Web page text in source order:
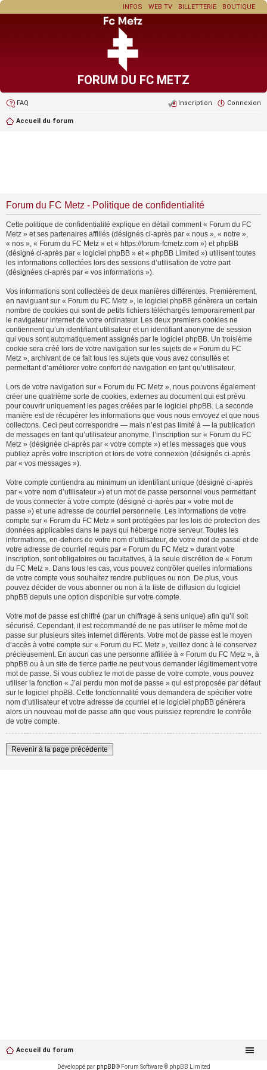
BOUTIQUE
BILLETTERIE
WEB TV
INFOS
FORUM DU FC METZ
FAQ Connexion
Inscription
Accueil du forum
Forum du FC Metz - Politique de confidentialité
Cette politique de confidentialité explique en détail comment « Forum du FC
Metz » et ses partenaires affiliés (désignés ci-après par « nous », « notre »,
« nos », « Forum du FC Metz » et « https://forum-fcmetz.com ») et phpBB
(désigné ci-après par « logiciel phpBB » et « phpBB Limited ») utilisent toutes
les informations collectées lors des sessions d’utilisation de votre part
(désignées ci-après par « vos informations »).
Vos informations sont collectées de deux manières différentes. Premièrement,
en naviguant sur « Forum du FC Metz », le logiciel phpBB génèrera un certain
nombre de cookies qui sont de petits fichiers téléchargés temporairement par
le navigateur internet de votre ordinateur. Les deux premiers cookies ne
contiennent qu’un identifiant utilisateur et un identifiant anonyme de session
qui vous sont automatiquement assignés par le logiciel phpBB. Un troisième
cookie sera créé lors de votre navigation sur les sujets de « Forum du FC
Metz », archivant de ce fait tous les sujets que vous avez consultés et
permettant d’améliorer votre confort de navigation en tant qu’utilisateur.
Lors de votre navigation sur « Forum du FC Metz », nous pouvons également
créer une quatrième sorte de cookies, externes au document qui est prévu
pour couvrir uniquement les pages créées par le logiciel phpBB. La seconde
manière est de récupérer les informations que vous nous envoyez et que nous
collectons. Ceci peut correspondre — mais n’est pas limité à — la publication
de messages en tant qu’utilisateur anonyme, l’inscription sur « Forum du FC
Metz » (désignée ci-après par « votre compte ») et les messages que vous
publiez après votre inscription et lors de votre connexion (désignés ci-après
par « vos messages »).
Votre compte contiendra au minimum un identifiant unique (désigné ci-après
par « votre nom d’utilisateur ») et un mot de passe personnel vous permettant
de vous connecter à votre compte (désigné ci-après par « votre mot de
passe ») et une adresse de courriel personnelle. Les informations de votre
compte sur « Forum du FC Metz » sont protégées par les lois de protection des
données applicables dans le pays qui héberge notre serveur. Toutes les
informations, en-dehors de votre nom d’utilisateur, de votre mot de passe et de
votre adresse de courriel requis par « Forum du FC Metz » durant votre
inscription, sont obligatoires ou facultatives, à la seule discrétion de « Forum
du FC Metz ». Dans tous les cas, vous pouvez contrôler quelles informations
de votre compte vous souhaitez rendre publiques ou non. De plus, vous
pouvez décider de vous abonner ou non à la liste de diffusion du logiciel
phpBB depuis une option disponible sur votre compte.
Votre mot de passe est chiffré (par un chiffrage à sens unique) afin qu’il soit
sécurisé. Cependant, il est recommandé de ne pas utiliser le même mot de
passe sur plusieurs sites internet différents. Votre mot de passe est le moyen
d’accès à votre compte sur « Forum du FC Metz », veillez donc à le conservez
précieusement. En aucun cas une personne affiliée à « Forum du FC Metz », à
phpBB ou à un site de tierce partie ne peut vous demander légitimement votre
mot de passe. Si vous oubliez le mot de passe de votre compte, vous pouvez
utiliser la fonction « J’ai perdu mon mot de passe » qui est proposée par défaut
sur le logiciel phpBB. Cette fonctionnalité vous demandera de spécifier votre
nom d’utilisateur et votre adresse de courriel et le logiciel phpBB générera
alors un nouveau mot de passe afin que vous puissiez reprendre le contrôle
de votre compte.
Revenir à la page précédente
Accueil du forum
Développé par phpBB® Forum Software © phpBB Limited